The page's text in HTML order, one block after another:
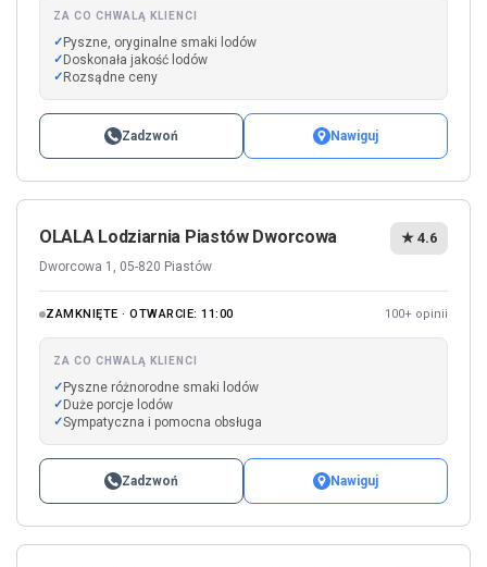
ZA CO CHWALĄ KLIENCI
Pyszne, oryginalne smaki lodów
Doskonała jakość lodów
Rozsądne ceny
Zadzwoń Nawiguj
OLALA Lodziarnia Piastów Dworcowa
Dworcowa 1, 05-820 Piastów
★ 4.6
ZAMKNIĘTE · OTWARCIE: 11:00 100+ opinii
ZA CO CHWALĄ KLIENCI
Pyszne różnorodne smaki lodów
Duże porcje lodów
Sympatyczna i pomocna obsługa
Zadzwoń Nawiguj